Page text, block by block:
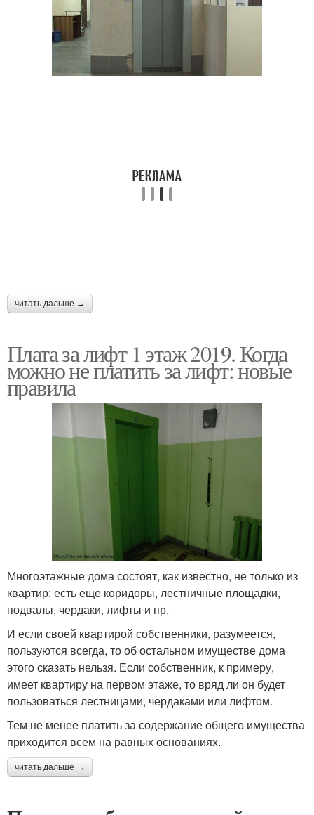
читать дальше →
Плата за лифт 1 этаж 2019. Когда
можно не платить за лифт: новые
правила
Многоэтажные дома состоят, как известно, не только из
квартир: есть еще коридоры, лестничные площадки,
подвалы, чердаки, лифты и пр.
И если своей квартирой собственники, разумеется,
пользуются всегда, то об остальном имуществе дома
этого сказать нельзя. Если собственник, к примеру,
имеет квартиру на первом этаже, то вряд ли он будет
пользоваться лестницами, чердаками или лифтом.
Тем не менее платить за содержание общего имущества
приходится всем на равных основаниях.
читать дальше →